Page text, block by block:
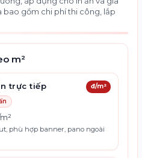
hạn như khuyến mãi, khai
độ dày 260–300gsm
và đóng khoen để tăng độ
như spa, quán café,
năng nhận diện cả ngày
bạt Hiflex Backlit in UV độ
thay nội dung bằng cách
gồm chi phí thi công, lắp
m²
trực tiếp
đ/m²
phù hợp banner, pano ngoài